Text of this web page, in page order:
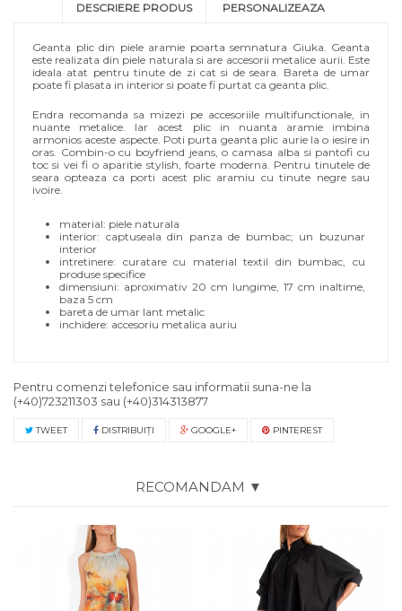
DESCRIERE PRODUS PERSONALIZEAZA
Geanta plic din piele aramie poarta semnatura Giuka. Geanta
este realizata din piele naturala si are accesorii metalice aurii. Este
ideala atat pentru tinute de zi cat si de seara. Bareta de umar
poate fi plasata in interior si poate fi purtat ca geanta plic.
Endra recomanda sa mizezi pe accesoriile multifunctionale, in
nuante metalice. Iar acest plic in nuanta aramie imbina
armonios aceste aspecte. Poti purta geanta plic aurie la o iesire in
oras. Combin-o cu boyfriend jeans, o camasa alba si pantofi cu
toc si vei fi o aparitie stylish, foarte moderna. Pentru tinutele de
seara opteaza ca porti acest plic aramiu cu tinute negre sau
ivoire.
material: piele naturala
interior: captuseala din panza de bumbac; un buzunar
interior
intretinere: curatare cu material textil din bumbac, cu
produse specifice
dimensiuni: aproximativ 20 cm lungime, 17 cm inaltime,
baza 5 cm
bareta de umar lant metalic
inchidere: accesoriu metalica auriu
Pentru comenzi telefonice sau informatii suna-ne la
(+40)723211303 sau (+40)314313877
TWEET DISTRIBUIŢI GOOGLE+ PINTEREST
RECOMANDAM ▼